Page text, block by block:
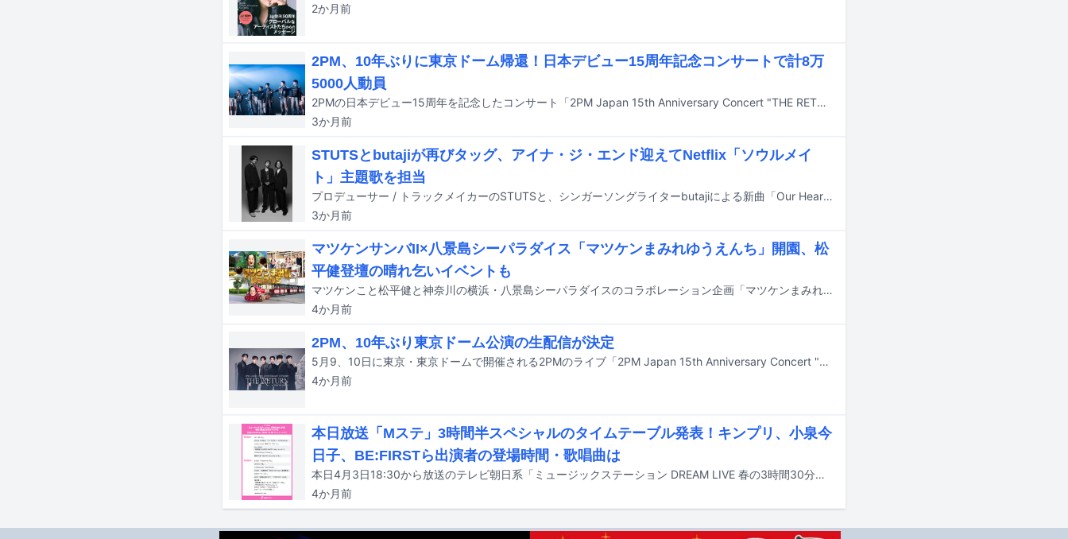
2か月前
2PM、10年ぶりに東京ドーム帰還！日本デビュー15周年記念コンサートで計8万
5000人動員
2PMの日本デビュー15周年を記念したコンサート「2PM Japan 15th Anniversary Concert "THE RETURN" in TOKYO DOME」が5月9、10日に東京・東京ドームにて開催された。2PMが東京ドームにて単独公演を行うのはおよそ10年ぶりとなる。
3か月前
STUTSとbutajiが再びタッグ、アイナ・ジ・エンド迎えてNetflix「ソウルメイ
ト」主題歌を担当
プロデューサー / トラックメイカーのSTUTSと、シンガーソングライターbutajiによる新曲「Our Hearts feat. アイナ・ジ・エンド」が5月13日にリリースされることが決定。この曲は、5月14日に配信されるNetflixシリーズ「ソウルメイト」の主題歌として書き下ろされた楽曲であり、YouTubeでは楽曲を使用したドラマの予告編が公開されている。
3か月前
マツケンサンバII×八景島シーパラダイス「マツケンまみれゆうえんち」開園、松
平健登壇の晴れ乞いイベントも
マツケンこと松平健と神奈川の横浜・八景島シーパラダイスのコラボレーション企画「マツケンまみれゆうえんち」が本日4月17日から5月7日まで展開される。
4か月前
2PM、10年ぶり東京ドーム公演の生配信が決定
5月9、10日に東京・東京ドームで開催される2PMのライブ「2PM Japan 15th Anniversary Concert "THE RETURN" in TOKYO DOME」のうち、2日目の公演の模様がTELASAで生配信される。
4か月前
本日放送「Mステ」3時間半スペシャルのタイムテーブル発表！キンプリ、小泉今
日子、BE:FIRSTら出演者の登場時間・歌唱曲は
本日4月3日18:30から放送のテレビ朝日系「ミュージックステーション DREAM LIVE 春の3時間30分スペシャル」のタイムテーブルが公開された。
4か月前